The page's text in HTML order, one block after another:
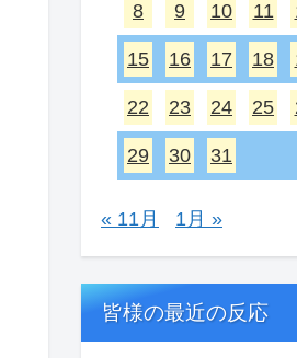
8 9 10 11
15 16 17 18
22 23 24 25
29 30 31
« 11月 1月 »
皆様の最近の反応